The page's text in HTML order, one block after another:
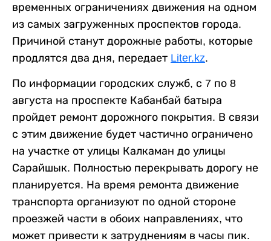
временных ограничениях движения на одном
из самых загруженных проспектов города.
Причиной станут дорожные работы, которые
продлятся два дня, передает Liter.kz.
По информации городских служб, с 7 по 8
августа на проспекте Кабанбай батыра
пройдет ремонт дорожного покрытия. В связи
с этим движение будет частично ограничено
на участке от улицы Калкаман до улицы
Сарайшык. Полностью перекрывать дорогу не
планируется. На время ремонта движение
транспорта организуют по одной стороне
проезжей части в обоих направлениях, что
может привести к затруднениям в часы пик.